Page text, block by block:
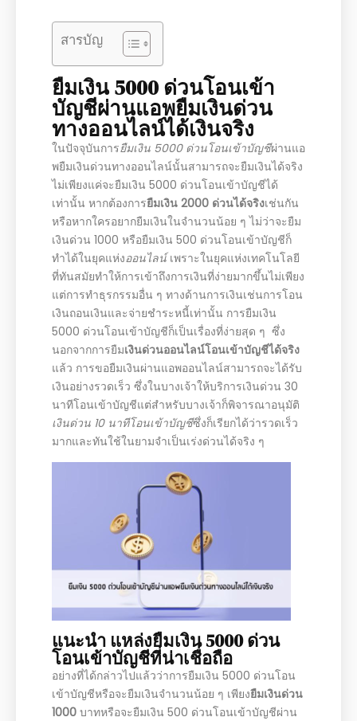
สารบัญ
ยืมเงิน 5000 ด่วนโอนเข้า
บัญชีผ่านแอพยืมเงินด่วน
ทางออนไลน์ได้เงินจริง
ในปัจจุบันการยืมเงิน 5000 ด่วนโอนเข้าบัญชีผ่านแอ
พยืมเงินด่วนทางออนไลน์นั้นสามารถจะยืมเงินได้จริง
ไม่เพียงแค่จะยืมเงิน 5000 ด่วนโอนเข้าบัญชีได้
เท่านั้น หากต้องการยืมเงิน 2000 ด่วนได้จริงเช่นกัน
หรือหากใครอยากยืมเงินในจำนวนน้อย ๆ ไม่ว่าจะยืม
เงินด่วน 1000 หรือยืมเงิน 500 ด่วนโอนเข้าบัญชีก็
ทำได้ในยุคแห่งออนไลน์เพราะในยุคแห่งเทคโนโลยี
ที่ทันสมัยทำให้การเข้าถึงการเงินที่ง่ายมากขึ้นไม่เพียง
แต่การทำธุรกรรมอื่น ๆ ทางด้านการเงินเช่นการโอน
เงินถอนเงินและจ่ายชำระหนี้เท่านั้น การยืมเงิน
5000 ด่วนโอนเข้าบัญชีก็เป็นเรื่องที่ง่ายสุด ๆ ซึ่ง
นอกจากการยืมเงินด่วนออนไลน์โอนเข้าบัญชีได้จริง
แล้ว การขอยืมเงินผ่านแอพออนไลน์สามารถจะได้รับ
เงินอย่างรวดเร็ว ซึ่งในบางเจ้าให้บริการเงินด่วน 30
นาทีโอนเข้าบัญชีแต่สำหรับบางเจ้าก็พิจารณาอนุมัติ
เงินด่วน 10 นาทีโอนเข้าบัญชีซึ่งก็เรียกได้ว่ารวดเร็ว
มากและทันใช้ในยามจำเป็นเร่งด่วนได้จริง ๆ
แนะนำ แหล่งยืมเงิน 5000 ด่วน
โอนเข้าบัญชีที่น่าเชื่อถือ
อย่างที่ได้กล่าวไปแล้วว่าการยืมเงิน 5000 ด่วนโอน
เข้าบัญชีหรือจะยืมเงินจำนวนน้อย ๆ เพียงยืมเงินด่วน
1000 บาทหรือจะยืมเงิน 500 ด่วนโอนเข้าบัญชีผ่าน